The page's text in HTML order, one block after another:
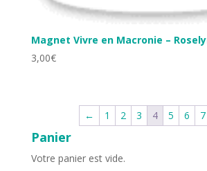
Magnet Vivre en Macronie –
3,00€
← 1 2 3 4 5 6 7
Panier
Votre panier est vide.